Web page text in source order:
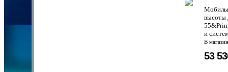
высоты
и
В
53